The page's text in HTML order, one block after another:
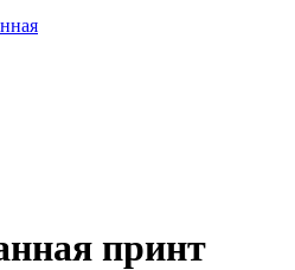
принт